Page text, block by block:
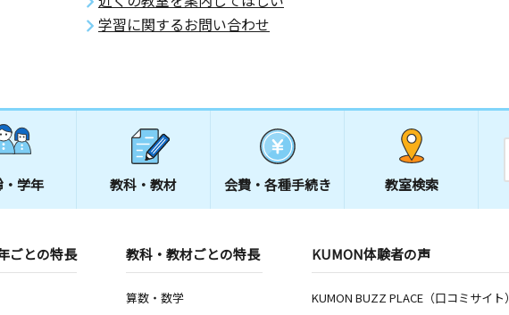
久市臼田２１８２－１
市平賀５２４３ー１Ｆ
金
0歳～高校生
市中小田切１６２－１ 佐久浅間農業
野沢教室
金 土
日
学習に関するお問い合わせ
学年 教科・教材 会費・ 各種手続き 教室検索
ごとの特長 教科・教材ごとの特長
算数・数学
KUMON体験者の声
KUMON BUZZ PLACE（口コミサイト）